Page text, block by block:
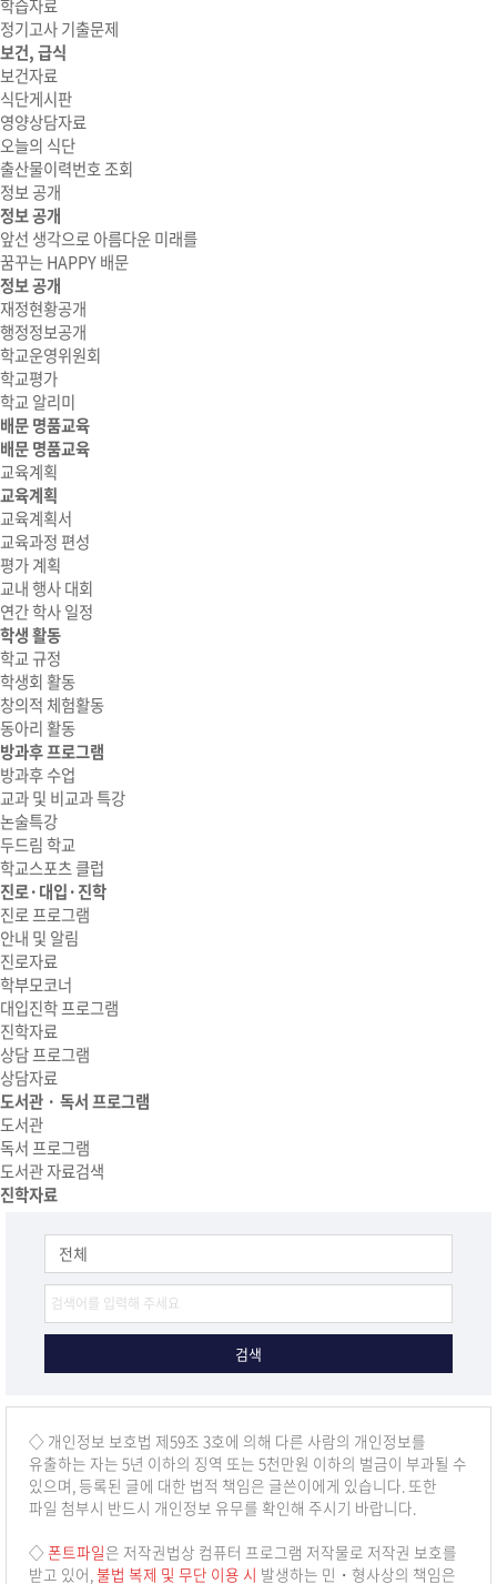
학습자료
정기고사 기출문제
보건, 급식
보건자료
식단게시판
영양상담자료
오늘의 식단
출산물이력번호 조회
정보 공개
정보 공개
앞선 생각으로 아름다운 미래를
꿈꾸는 HAPPY 배문
정보 공개
재정현황공개
행정정보공개
학교운영위원회
학교평가
학교 알리미
배문 명품교육
배문 명품교육
교육계획
교육계획
교육계획서
교육과정 편성
평가 계획
교내 행사 대회
연간 학사 일정
학생 활동
학교 규정
학생회 활동
창의적 체험활동
동아리 활동
방과후 프로그램
방과후 수업
교과 및 비교과 특강
논술특강
두드림 학교
학교스포츠 클럽
진로·대입·진학
진로 프로그램
안내 및 알림
진로자료
학부모코너
대입진학 프로그램
진학자료
상담 프로그램
상담자료
도서관 · 독서 프로그램
도서관
독서 프로그램
도서관 자료검색
진학자료
◇ 개인정보 보호법 제59조 3호에 의해 다른 사람의 개인정보를
유출하는 자는 5년 이하의 징역 또는 5천만원 이하의 벌금이 부과될 수
있으며, 등록된 글에 대한 법적 책임은 글쓴이에게 있습니다. 또한
파일 첨부시 반드시 개인정보 유무를 확인해 주시기 바랍니다.
◇ 폰트파일은 저작권법상 컴퓨터 프로그램 저작물로 저작권 보호를
받고 있어, 불법 복제 및 무단 이용 시 발생하는 민・형사상의 책임은